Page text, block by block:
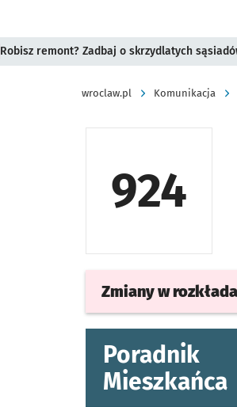
Robisz remont? Zadbaj o skrzydlatych
wroclaw.pl Komunikacja
924
Zmiany w
Poradnik
Mieszkańca